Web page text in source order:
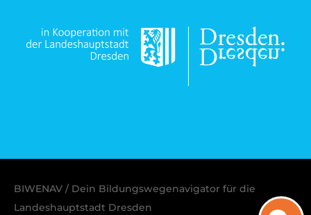
BIWENAV / Dein Bildungswegenavigator für die
Landeshauptstadt Dresden